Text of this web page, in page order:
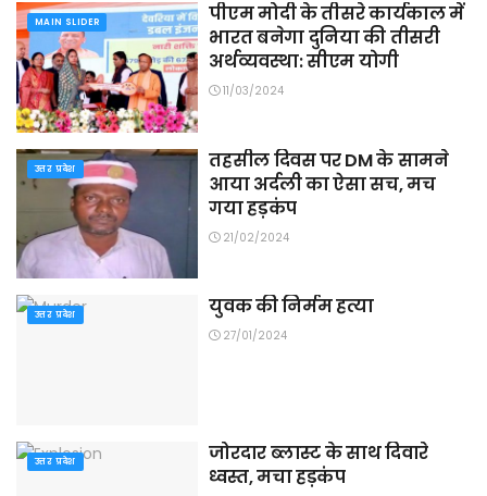
MAIN SLIDER
पीएम मोदी के तीसरे कार्यकाल में
भारत बनेगा दुनिया की तीसरी
अर्थव्यवस्था: सीएम योगी
11/03/2024
उत्तर प्रदेश
तहसील दिवस पर DM के सामने
आया अर्दली का ऐसा सच, मच
गया हड़कंप
21/02/2024
उत्तर प्रदेश युवक की निर्मम हत्या
27/01/2024
उत्तर प्रदेश
जोरदार ब्लास्ट के साथ दिवारे
ध्वस्त, मचा हड़कंप